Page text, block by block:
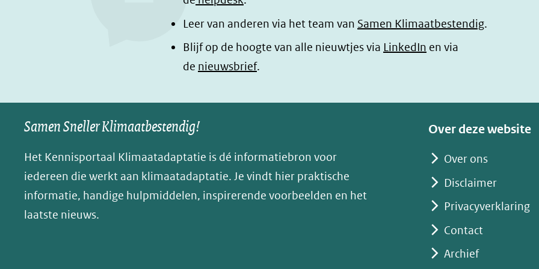
Leer van anderen via het team van Samen Klimaatbestendig.
Blijf op de hoogte van alle nieuwtjes via LinkedIn (opent
venster)
(verwijst
een
andere
website)
en via
de nieuwsbrief.
Samen Sneller Klimaatbestendig!
Het Kennisportaal Klimaatadaptatie is dé informatiebron voor
iedereen die werkt aan klimaatadaptatie. Je vindt hier praktische
informatie, handige hulpmiddelen, inspirerende voorbeelden en het
laatste nieuws.
Over deze website
Over ons
Disclaimer
Privacyverklaring
Contact
Archief